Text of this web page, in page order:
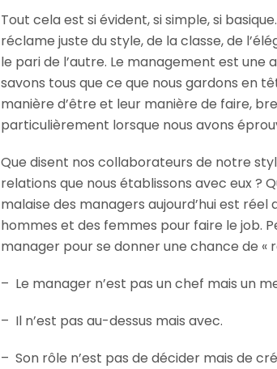
Tout cela est si évident, si simple, si
réclame juste du style, de la classe, de
le pari de l’autre. Le management est une
savons tous que ce que nous gardons en
manière d’être et leur manière de faire,
particulièrement lorsque nous avons
Que disent nos collaborateurs de notre
relations que nous établissons avec eux ?
malaise des managers aujourd’hui est
hommes et des femmes pour faire le job.
manager pour se donner une chance de «
– Le manager n’est pas un chef mais un
– Il n’est pas au-dessus mais avec.
– Son rôle n’est pas de décider mais de